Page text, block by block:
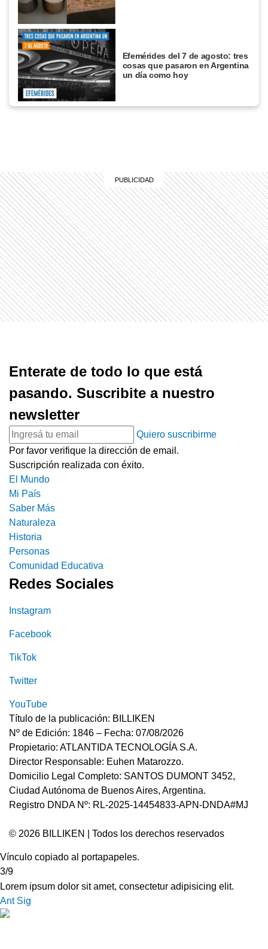
Efemérides del 7 de agosto: tres
cosas que pasaron en Argentina
un día como hoy
Enterate de todo lo que está
pasando. Suscribite a nuestro
newsletter
Quiero suscribirme
Por favor verifique la dirección de email.
Suscripción realizada con éxito.
El Mundo
Mi País
Saber Más
Naturaleza
Historia
Personas
Comunidad Educativa
Redes Sociales
Instagram
Facebook
TikTok
Twitter
YouTube
Título de la publicación: BILLIKEN
Nº de Edición: 1846 – Fecha: 07/08/2026
Propietario: ATLANTIDA TECNOLOGÍA S.A.
Director Responsable: Euhen Matarozzo.
Domicilio Legal Completo: SANTOS DUMONT 3452,
Ciudad Autónoma de Buenos Aires, Argentina.
Registro DNDA Nº: RL-2025-14454833-APN-DNDA#MJ
© 2026 BILLIKEN | Todos los derechos reservados
Vínculo copiado al portapapeles.
3/9
Lorem ipsum dolor sit amet, consectetur adipisicing elit.
Ant Sig